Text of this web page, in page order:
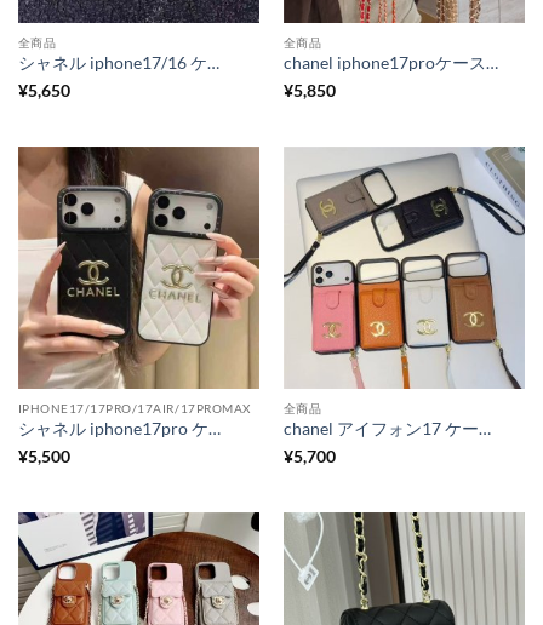
全商品
シャネル iphone17/16 ケース パロディ iphone17pro/16pro ケース 刺繍 ブランド スマホケース ハイ ブランド レディース iphone15promax/14pro ケース 布 iphone13/12 ケース おしゃれ 大人 プレゼント用 韓国 トレンド
¥5,650
全商品
chanel iphone17proケース ショルダー シャネル 携帯 ケース カード 入れ iphone17promax/16pro/16 携帯ケース 人気 女子 iphone15/14 スマホケース 背面 収納
¥5,850
IPHONE17/17PRO/17AIR/17PROMAX
シャネル iphone17pro ケース ハイブランド iphone air/iphone17 ケース おしゃれ ブランド iphone16/16pro ケース お揃い iphone15/14pro ケース パロディ 安全
¥5,500
全商品
chanel アイフォン17 ケース シャネル iphoen17pro/17air ケース カード ケース 付き iphone ケース ハイブランド iphone16pro/15pro ケース 革 高級 iphone16promaxケース ストラップ付き
¥5,700